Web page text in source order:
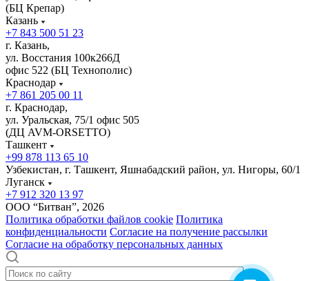
(БЦ Крепар)
Казань
+7 843 500 51 23
г. Казань,
ул. Восстания 100к266Д
офис 522 (БЦ Технополис)
Краснодар
+7 861 205 00 11
г. Краснодар,
ул. Уральская, 75/1 офис 505
(ДЦ AVM-ORSETTO)
Ташкент
+99 878 113 65 10
Узбекистан, г. Ташкент, Яшнабадский район, ул. Нигоры, 60/1
Луганск
+7 912 320 13 97
ООО “Битван”, 2026
Политика обработки файлов cookie Политика
конфиденциальности Согласие на получение рассылки
Согласие на обработку персональных данных